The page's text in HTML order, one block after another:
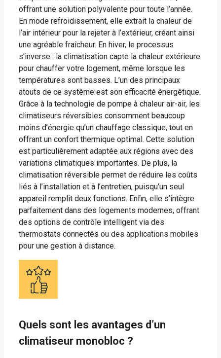
offrant une solution polyvalente pour toute l’année.
En mode refroidissement, elle extrait la chaleur de
l’air intérieur pour la rejeter à l’extérieur, créant ainsi
une agréable fraîcheur. En hiver, le processus
s’inverse : la climatisation capte la chaleur extérieure
pour chauffer votre logement, même lorsque les
températures sont basses. L’un des principaux
atouts de ce système est son efficacité énergétique.
Grâce à la technologie de pompe à chaleur air-air, les
climatiseurs réversibles consomment beaucoup
moins d’énergie qu’un chauffage classique, tout en
offrant un confort thermique optimal. Cette solution
est particulièrement adaptée aux régions avec des
variations climatiques importantes. De plus, la
climatisation réversible permet de réduire les coûts
liés à l’installation et à l’entretien, puisqu’un seul
appareil remplit deux fonctions. Enfin, elle s’intègre
parfaitement dans des logements modernes, offrant
des options de contrôle intelligent via des
thermostats connectés ou des applications mobiles
pour une gestion à distance.
Quels sont les avantages d’un
climatiseur monobloc ?